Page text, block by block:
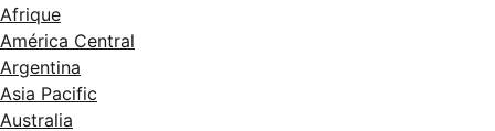
Afrique
América Central
Argentina
Asia Pacific
Australia